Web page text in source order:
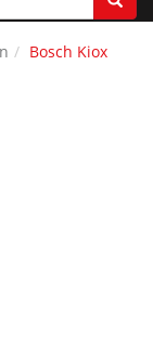
Bosch Kiox